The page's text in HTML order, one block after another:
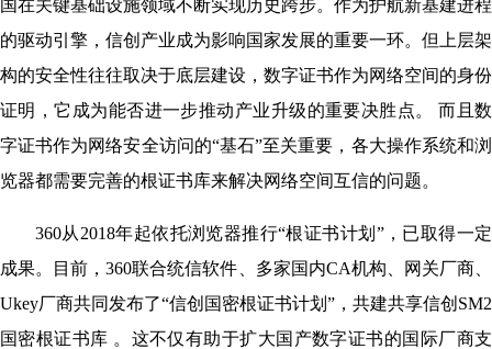
国在关键基础设施领域不断实现历史跨步。作为护航新基建进程
的驱动引擎，信创产业成为影响国家发展的重要一环。但上层架
构的安全性往往取决于底层建设，数字证书作为网络空间的身份
证明，它成为能否进一步推动产业升级的重要决胜点。 而且数
字证书作为网络安全访问的“基石”至关重要，各大操作系统和浏
览器都需要完善的根证书库来解决网络空间互信的问题。
360从2018年起依托浏览器推行“根证书计划”，已取得一定
成果。目前，360联合统信软件、多家国内CA机构、网关厂商、
Ukey厂商共同发布了“信创国密根证书计划”，共建共享信创SM2
国密根证书库 。这不仅有助于扩大国产数字证书的国际厂商支